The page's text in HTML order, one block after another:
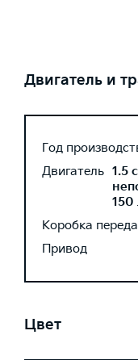
Двигатель и
Год
Двигатель 1.5
150
Коробка
Привод
Цвет